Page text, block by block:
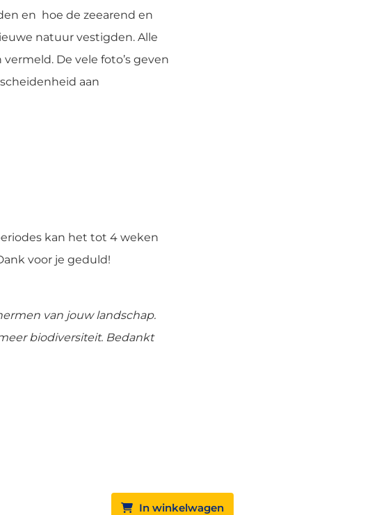
en hoe de zeearend en
natuur vestigden. Alle
De vele foto’s geven
aan
kan het tot 4 weken
voor je geduld!
van jouw landschap.
biodiversiteit. Bedankt
In winkelwagen